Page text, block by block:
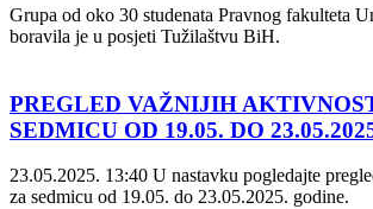
Grupa od oko 30 studenata Pravnog fakulteta
boravila je u posjeti Tužilaštvu BiH.
PREGLED VAŽNIJIH
SEDMICU OD 19.05. DO
23.05.2025. 13:40 U nastavku pogledajte
za sedmicu od 19.05. do 23.05.2025. godine.